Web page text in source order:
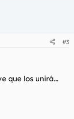
#3
que los unirá...